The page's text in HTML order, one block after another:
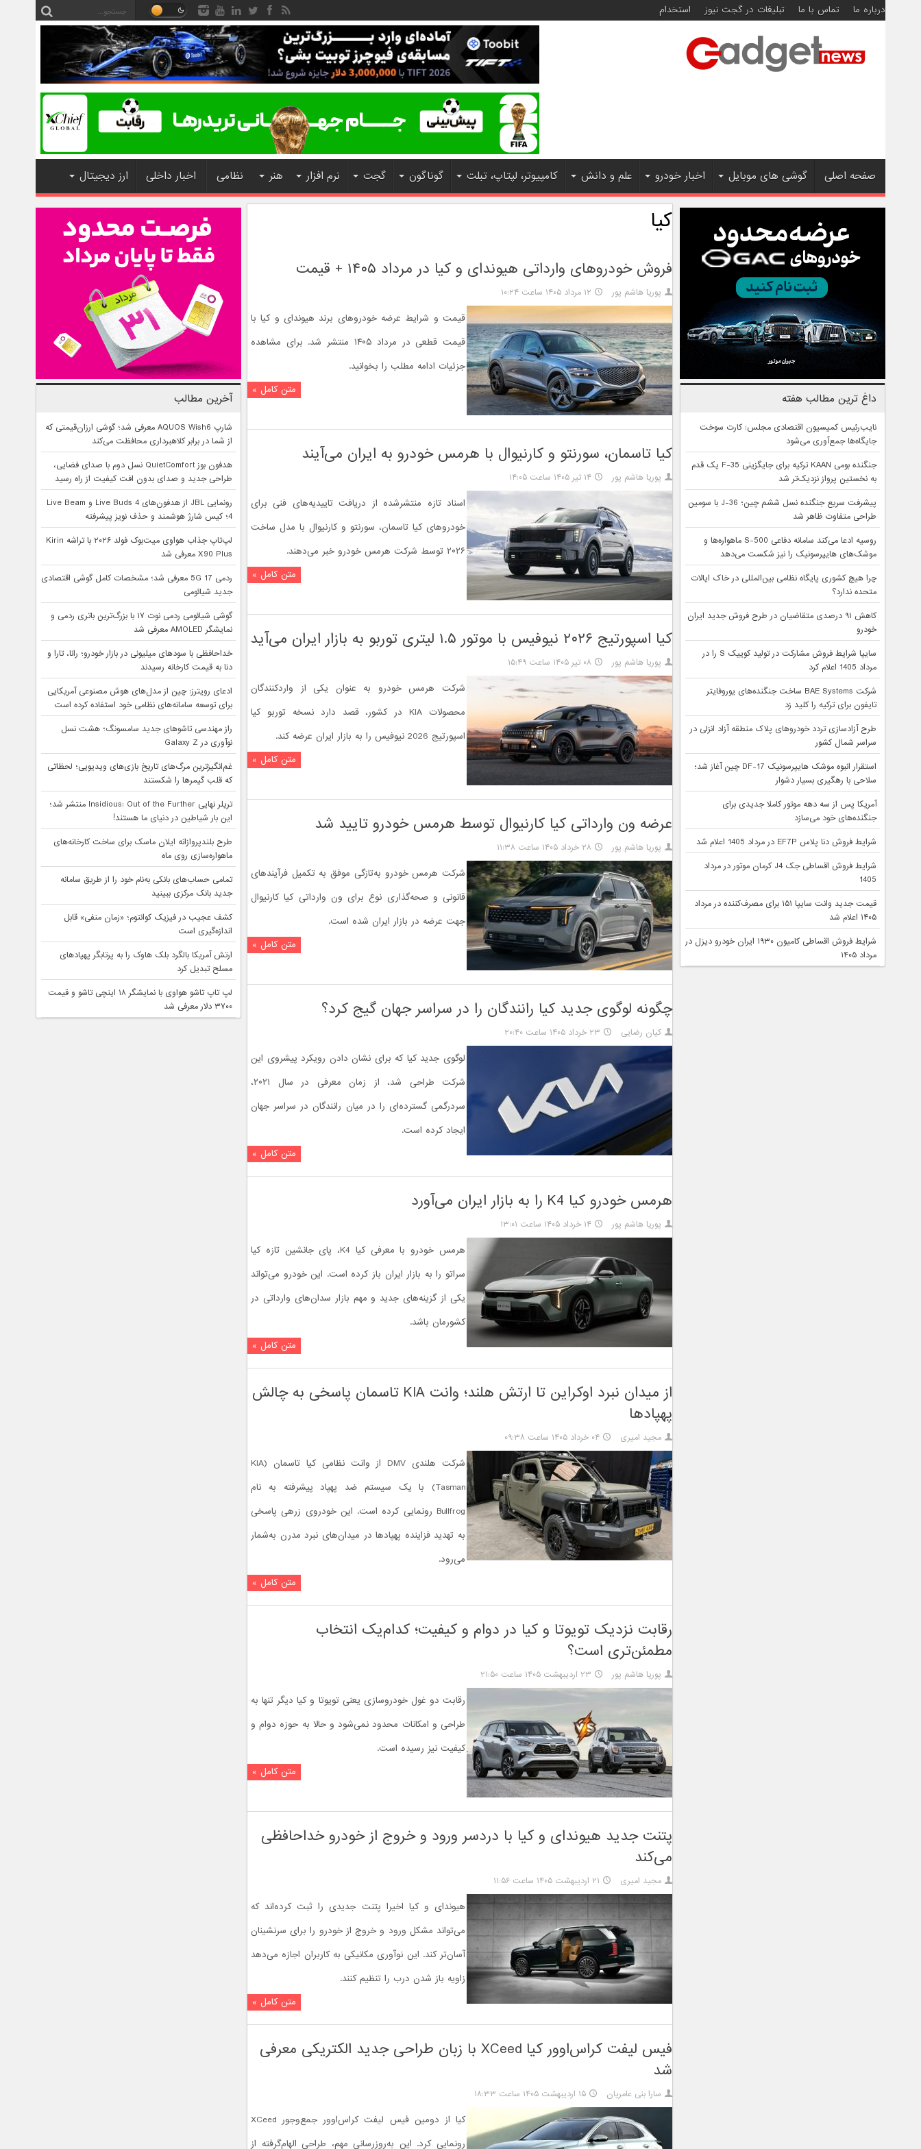
درباره ما تماس با ما تبلیغات در گجت نیوز استخدام
صفحه اصلی گوشی های موبایل اخبار خودرو علم و دانش کامپیوتر، لپتاپ، تبلت گوناگون گجت نرم افزار هنر نظامی اخبار داخلی ارز دیجیتال
کیا
فروش خودروهای وارداتی هیوندای و کیا در مرداد ۱۴۰۵ + قیمت
پوریا هاشم پور ۱۲ مرداد ۱۴۰۵ ساعت ۱۰:۲۴
قیمت و شرایط عرضه خودروهای برند هیوندای و کیا با
قیمت قطعی در مرداد ۱۴۰۵ منتشر شد. برای مشاهده
جزئیات ادامه مطلب را بخوانید.
متن کامل »
کیا تاسمان، سورنتو و کارنیوال با هرمس خودرو به ایران می‌آیند
پوریا هاشم پور ۱۴ تیر ۱۴۰۵ ساعت ۱۴:۰۵
اسناد تازه‌ منتشرشده از دریافت تاییدیه‌های فنی برای
خودروهای کیا تاسمان، سورنتو و کارنیوال با مدل ساخت
۲۰۲۶ توسط شرکت هرمس خودرو خبر می‌دهند.
متن کامل »
کیا اسپورتیج ۲۰۲۶ نیوفیس با موتور ۱.۵ لیتری توربو به بازار ایران می‌آید
پوریا هاشم پور ۰۸ تیر ۱۴۰۵ ساعت ۱۵:۴۹
شرکت هرمس خودرو به عنوان یکی از واردکنندگان
محصولات KIA در کشور، قصد دارد نسخه توربو کیا
اسپورتیج 2026 نیوفیس را به بازار ایران عرضه کند.
متن کامل »
عرضه ون وارداتی کیا کارنیوال توسط هرمس خودرو تایید شد
پوریا هاشم پور ۲۸ خرداد ۱۴۰۵ ساعت ۱۱:۳۸
شرکت هرمس خودرو به‌تازگی موفق به تکمیل فرآیندهای
قانونی و صحه‌گذاری نوع برای ون وارداتی کیا کارنیوال
جهت عرضه در بازار ایران شده است.
متن کامل »
چگونه لوگوی جدید کیا رانندگان را در سراسر جهان گیج کرد؟
کیان رضایی ۲۳ خرداد ۱۴۰۵ ساعت ۲۰:۴۰
لوگوی جدید کیا که برای نشان دادن رویکرد پیشروی این
شرکت طراحی شد، از زمان معرفی در سال ۲۰۲۱،
سردرگمی گسترده‌ای را در میان رانندگان در سراسر جهان
ایجاد کرده است.
متن کامل »
هرمس خودرو کیا K4 را به بازار ایران می‌آورد
پوریا هاشم پور ۱۴ خرداد ۱۴۰۵ ساعت ۱۳:۰۱
هرمس خودرو با معرفی کیا K4، پای جانشین تازه کیا
سراتو را به بازار ایران باز کرده است. این خودرو می‌تواند
یکی از گزینه‌های جدید و مهم بازار سدان‌های وارداتی در
کشورمان باشد.
متن کامل »
از میدان نبرد اوکراین تا ارتش هلند؛ وانت KIA تاسمان پاسخی به چالش
پهپادها
مجید امیری ۰۴ خرداد ۱۴۰۵ ساعت ۰۹:۳۸
شرکت هلندی DMV از وانت نظامی کیا تاسمان (KIA
Tasman) با یک سیستم ضد پهپاد پیشرفته به نام
Bullfrog رونمایی کرده است. این خودروی زرهی پاسخی
به تهدید فزاینده پهپادها در میدان‌های نبرد مدرن به‌شمار
می‌رود.
متن کامل »
رقابت نزدیک تویوتا و کیا در دوام و کیفیت؛ کدام‌یک انتخاب
مطمئن‌تری است؟
پوریا هاشم پور ۲۳ اردیبهشت ۱۴۰۵ ساعت ۲۱:۵۰
رقابت دو غول خودروسازی یعنی تویوتا و کیا دیگر تنها به
طراحی و امکانات محدود نمی‌شود و حالا به حوزه دوام و
کیفیت نیز رسیده است.
متن کامل »
پتنت جدید هیوندای و کیا با دردسر ورود و خروج از خودرو خداحافظی
می‌کند
مجید امیری ۲۱ اردیبهشت ۱۴۰۵ ساعت ۱۱:۵۶
هیوندای و کیا اخیرا پتنت جدیدی را ثبت کرده‌اند که
می‌تواند مشکل ورود و خروج از خودرو را برای سرنشینان
آسان‌تر کند. این نوآوری مکانیکی به کاربران اجازه می‌دهد
زاویه باز شدن درب را تنظیم کنند.
متن کامل »
فیس لیفت کراس‌اوور کیا XCeed با زبان طراحی جدید الکتریکی معرفی
شد
سارا بنی عامریان ۱۵ اردیبهشت ۱۴۰۵ ساعت ۱۸:۳۳
کیا از دومین فیس لیفت کراس‌اوور جمع‌وجور XCeed
رونمایی کرد. این به‌روزرسانی مهم، طراحی الهام‌گرفته از
داغ ترین مطالب هفته
نایب‌رئیس کمیسیون اقتصادی مجلس: کارت سوخت
جایگاه‌ها جمع‌آوری می‌شود
جنگنده بومی KAAN ترکیه برای جایگزینی F-35 یک قدم
به نخستین پرواز نزدیک‌تر شد
پیشرفت سریع جنگنده نسل ششم چین؛ J-36 با سومین
طراحی متفاوت ظاهر شد
روسیه ادعا می‌کند سامانه دفاعی S-500 ماهواره‌ها و
موشک‌های هایپرسونیک را نیز شکست می‌دهد
چرا هیچ کشوری پایگاه نظامی بین‌المللی در خاک ایالات
متحده ندارد؟
کاهش ۹۱ درصدی متقاضیان در طرح فروش جدید ایران
خودرو
سایپا شرایط فروش مشارکت در تولید کوییک S را در
مرداد 1405 اعلام کرد
شرکت BAE Systems ساخت جنگنده‌های یوروفایتر
تایفون برای ترکیه را کلید زد
طرح آزادسازی تردد خودروهای پلاک منطقه آزاد انزلی در
سراسر شمال کشور
استقرار انبوه موشک هایپرسونیک DF-17 چین آغاز شد؛
سلاحی با رهگیری بسیار دشوار
آمریکا پس از سه دهه موتور کاملا جدیدی برای
جنگنده‌های خود می‌سازد
شرایط فروش دنا پلاس EF7P در مرداد 1405 اعلام شد
شرایط فروش اقساطی جک J4 کرمان موتور در مرداد
1405
قیمت جدید وانت سایپا ۱۵۱ برای مصرف‌کننده در مرداد
۱۴۰۵ اعلام شد
شرایط فروش اقساطی کامیون ۱۹۳۰ ایران خودرو دیزل در
مرداد ۱۴۰۵
آخرین مطالب
شارپ AQUOS Wish6 معرفی شد؛ گوشی ارزان‌قیمتی که
از شما در برابر کلاهبرداری محافظت می‌کند
هدفون بوز QuietComfort نسل دوم با صدای فضایی،
طراحی جدید و صدای بدون افت کیفیت از راه رسید
رونمایی JBL از هدفون‌های Live Buds 4 و Live Beam
4؛ کیس شارژ هوشمند و حذف نویز پیشرفته
لپ‌تاپ جذاب هواوی میت‌بوک فولد ۲۰۲۶ با تراشه Kirin
X90 Plus معرفی شد
ردمی 17 5G معرفی شد؛ مشخصات کامل گوشی اقتصادی
جدید شیائومی
گوشی شیائومی ردمی نوت ۱۷ با بزرگ‌ترین باتری ردمی و
نمایشگر AMOLED معرفی شد
خداحافظی با سودهای میلیونی در بازار خودرو؛ رانا، تارا و
دنا به قیمت کارخانه رسیدند
ادعای رویترز: چین از مدل‌های هوش مصنوعی آمریکایی
برای توسعه سامانه‌های نظامی خود استفاده کرده است
راز مهندسی تاشوهای جدید سامسونگ؛ هشت نسل
نوآوری در Galaxy Z
غم‌انگیزترین مرگ‌های تاریخ بازی‌های ویدیویی؛ لحظاتی
که قلب گیمرها را شکستند
تریلر نهایی Insidious: Out of the Further منتشر شد؛
این بار شیاطین در دنیای ما هستند!
طرح بلندپروازانه ایلان ماسک برای ساخت کارخانه‌های
ماهواره‌سازی روی ماه
تمامی حساب‌های بانکی به‌نام خود را از طریق سامانه
جدید بانک مرکزی ببینید
کشف عجیب در فیزیک کوانتوم؛ «زمان منفی» قابل
اندازه‌گیری است
ارتش آمریکا بالگرد بلک هاوک را به پرتابگر پهپادهای
مسلح تبدیل کرد
لپ تاپ تاشو هواوی با نمایشگر ۱۸ اینچی تاشو و قیمت
۳۷۰۰ دلار معرفی شد